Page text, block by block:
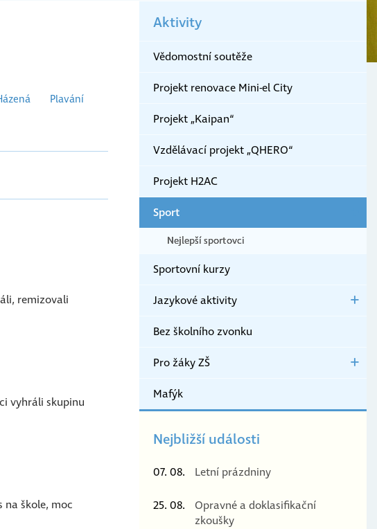
Plavání
remizovali
vyhráli skupinu
na škole, moc
škole
Aktivity
Vědomostní soutěže
Projekt renovace Mini-el City
Projekt „Kaipan“
Vzdělávací projekt „QHERO“
Projekt H2AC
Sport
Nejlepší sportovci
Sportovní kurzy
Jazykové aktivity
Bez školního zvonku
Pro žáky ZŠ
Mafýk
Nejbližší události
07. 08. Letní prázdniny
25. 08.
Opravné a doklasifikační
zkoušky